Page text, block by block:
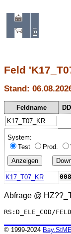
Feld
Stand:
Feldname
System:
Test
Prod.
K17_T07_KR
Abfrage @
RS:D_ELE_COD/
© 1999-2024